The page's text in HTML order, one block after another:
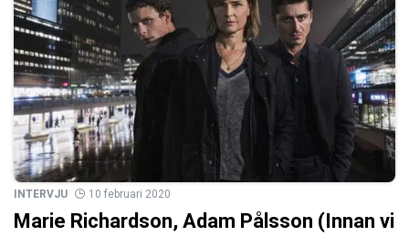
INTERVJU 10 februari 2020
Marie Richardson, Adam Pålsson (Innan vi